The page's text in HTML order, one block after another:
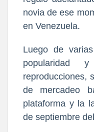
novia de ese
en Venezuela.
Luego de
popularidad
reproducciones,
de mercadeo
plataforma y la
de septiembre